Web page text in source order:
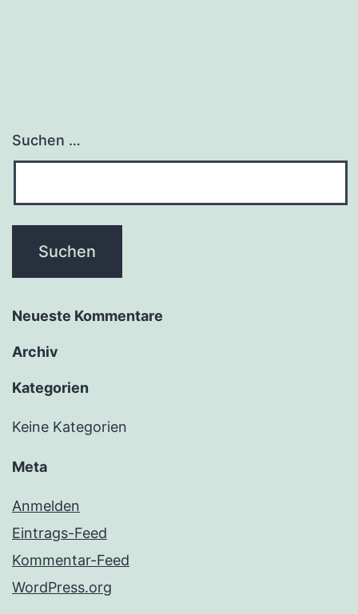
Suchen …
Neueste Kommentare
Archiv
Kategorien
Keine Kategorien
Meta
Anmelden
Eintrags-Feed
Kommentar-Feed
WordPress.org